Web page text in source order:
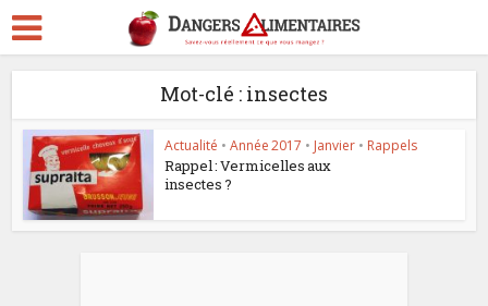
Mot-clé : insectes
Actualité • Année 2017 • Janvier • Rappels
Rappel : Vermicelles aux
insectes ?